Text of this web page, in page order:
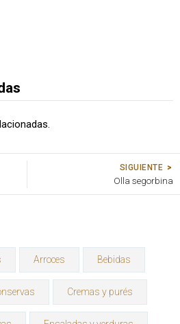
SIGUIENTE
Olla segorbina
Arroces Bebidas
Cremas y purés